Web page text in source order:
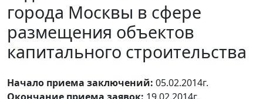
города Москвы в сфере
размещения объектов
капитального строительства
Начало приема заключений: 05.02.2014г.